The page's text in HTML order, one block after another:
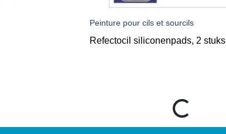
Peinture pour cils et sourcils
Refectocil siliconenpads, 2 stuks
Loading...